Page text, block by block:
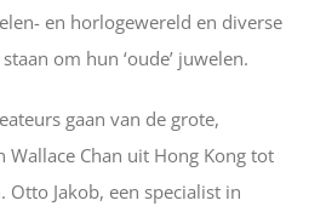
en horlogewereld en diverse
om hun ‘oude’ juwelen.
gaan van de grote,
Wallace Chan uit Hong Kong tot
Jakob, een specialist in